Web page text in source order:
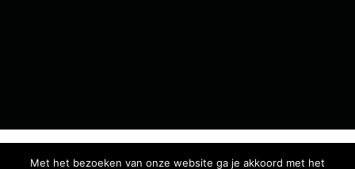
Met het bezoeken van onze website ga je akkoord met het